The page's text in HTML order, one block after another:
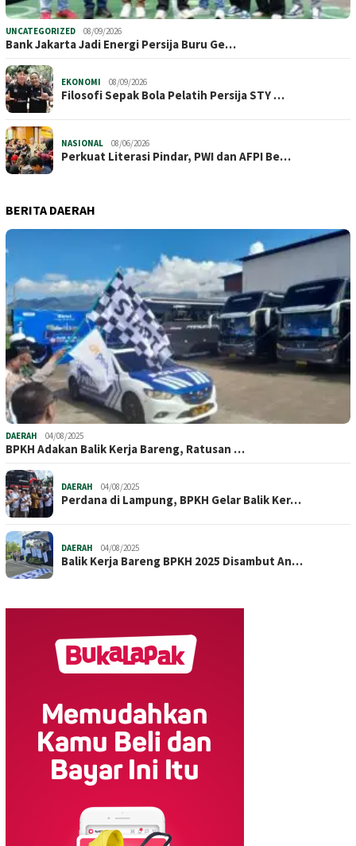
UNCATEGORIZED 08/09/2026
Bank Jakarta Jadi Energi Persija Buru Ge…
EKONOMI 08/09/2026
Filosofi Sepak Bola Pelatih Persija STY …
NASIONAL 08/06/2026
Perkuat Literasi Pindar, PWI dan AFPI Be…
BERITA DAERAH
DAERAH 04/08/2025
BPKH Adakan Balik Kerja Bareng, Ratusan …
DAERAH 04/08/2025
Perdana di Lampung, BPKH Gelar Balik Ker…
DAERAH 04/08/2025
Balik Kerja Bareng BPKH 2025 Disambut An…